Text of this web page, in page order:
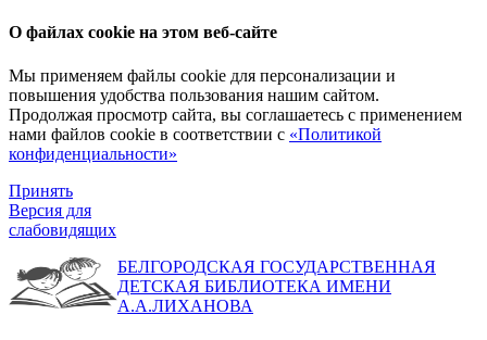
О файлах cookie на этом веб-сайте
Мы применяем файлы cookie для персонализации и
повышения удобства пользования нашим сайтом.
Продолжая просмотр сайта, вы соглашаетесь с применением
нами файлов cookie в соответствии с «Политикой
конфиденциальности»
Принять
Версия для
слабовидящих
БЕЛГОРОДСКАЯ ГОСУДАРСТВЕННАЯ
ДЕТСКАЯ БИБЛИОТЕКА ИМЕНИ
А.А.ЛИХАНОВА